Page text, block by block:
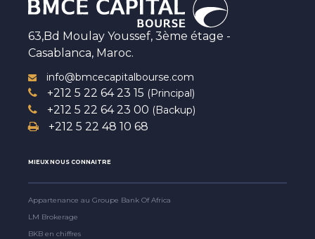
63,Bd Moulay Youssef, 3ème étage -
Casablanca, Maroc.
info@bmcecapitalbourse.com
+212 5 22 64 23 15 (Principal)
+212 5 22 64 23 00 (Backup)
+212 5 22 48 10 68
MIEUX NOUS CONNAITRE
Appartenance au Groupe Bank Of Africa
LM Brokerage
BKB en chiffres